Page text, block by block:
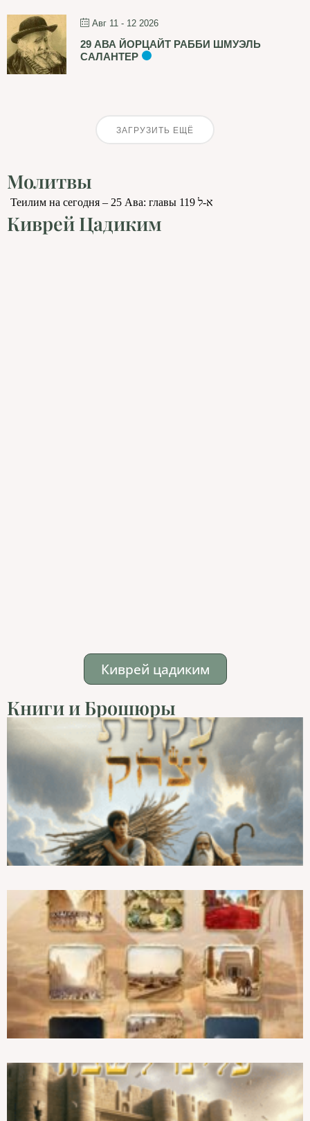
Авг 11 - 12 2026
29 АВА ЙОРЦАЙТ РАББИ ШМУЭЛЬ
САЛАНТЕР
ЗАГРУЗИТЬ ЕЩЁ
Молитвы
Теилим на сегодня – 25 Ава: главы 119 א-ל
Киврей Цадиким
Киврей цадиким
Книги и Брошюры